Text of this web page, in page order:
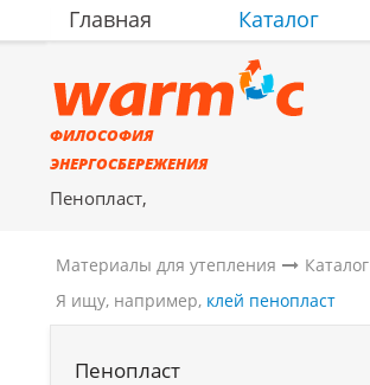
Главная Каталог
ФИЛОСОФИЯ
ЭНЕРГОСБЕРЕЖЕНИЯ
Пенопласт,
Материалы для утепления Каталог
Я ищу, например, клей пенопласт
Пенопласт